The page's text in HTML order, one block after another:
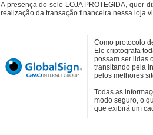
A presença do selo LOJA PROTEGIDA, quer
realização da transação financeira nessa loja
Como protocolo
Ele criptografa
possam ser lidas
transitando pela
pelos melhores
Todas as
modo seguro, o
que exibirá um